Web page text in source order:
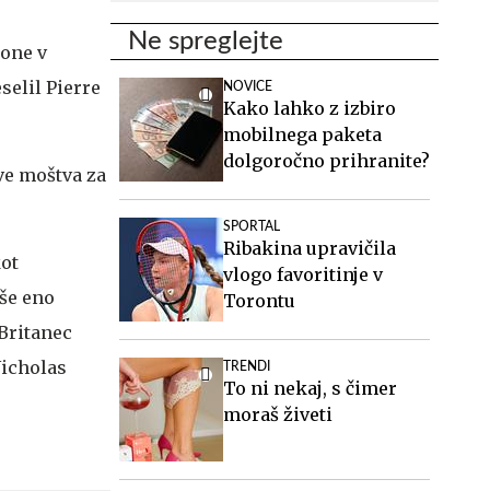
v
Pierre
moštva za
eno
Ne spreglejte
NOVICE
Kako lahko z izbiro
mobilnega paketa
dolgoročno prihranite?
SPORTAL
Ribakina upravičila
vlogo favoritinje v
Torontu
TRENDI
To ni nekaj, s čimer
moraš živeti